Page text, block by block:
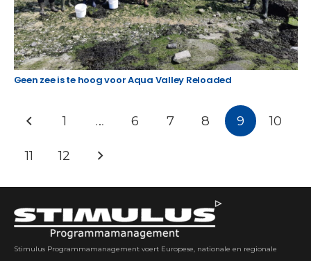
Geen zee is te hoog voor Aqua Valley Reloaded
1 … 6 7 8 9 10
11 12
Stimulus Programmamanagement voert Europese, nationale en regionale